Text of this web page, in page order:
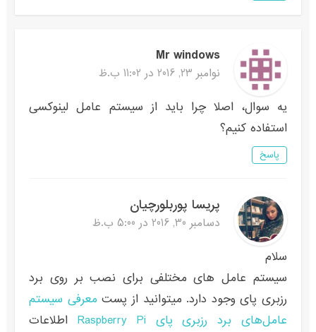
Mr windows
نوامبر 23, 2016 در 11:02 ب.ظ
یه سوال، اصلا چرا باید از سیستم عامل لینوکسى
استفاده کنیم؟
پاسخ
پریسا پوربلورچیان
دسامبر 30, 2016 در 5:00 ب.ظ
سلام
سیستم عامل های مختلفی برای نصب بر روی برد
رزبری پای وجود دارد. میتوانید از پست معرفی سیستم
عامل‌های برد رزبری پای Raspberry Pi
اطلاعات